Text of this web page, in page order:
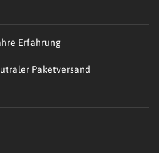
Erfahrung
Paketversand